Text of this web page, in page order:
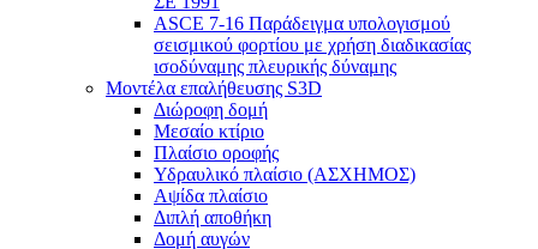
ASCE 7-16 Παράδειγμα υπολογισμού
σεισμικού φορτίου με χρήση διαδικασίας
ισοδύναμης πλευρικής δύναμης
Μοντέλα επαλήθευσης S3D
Διώροφη δομή
Μεσαίο κτίριο
Πλαίσιο οροφής
Υδραυλικό πλαίσιο (ΑΣΧΗΜΟΣ)
Αψίδα πλαίσιο
Διπλή αποθήκη
Δομή αυγών